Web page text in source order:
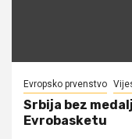
Evropsko prvenstvo
Srbija bez
Evrobasketu